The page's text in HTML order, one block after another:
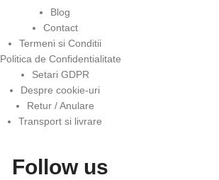
Blog
Contact
Termeni si Conditii
Politica de Confidentialitate
Setari GDPR
Despre cookie-uri
Retur / Anulare
Transport si livrare
Follow us